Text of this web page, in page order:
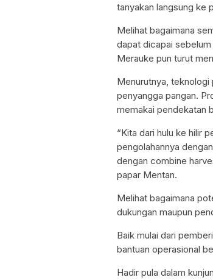
tanyakan langsung ke
Melihat bagaimana
dapat dicapai
Merauke pun turut
Menurutnya,
penyangga pangan.
memakai pendekatan
“Kita dari hulu ke hilir
pengolahannya
dengan combine
papar Mentan.
Melihat bagaimana
dukungan maupun
Baik mulai dari
bantuan operasional
Hadir pula dalam